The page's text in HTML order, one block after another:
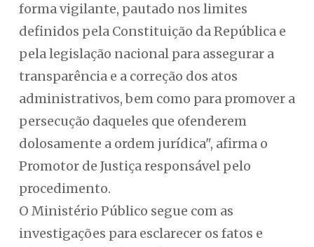
forma vigilante, pautado nos limites
definidos pela Constituição da República e
pela legislação nacional para assegurar a
transparência e a correção dos atos
administrativos, bem como para promover a
persecução daqueles que ofenderem
dolosamente a ordem jurídica", afirma o
Promotor de Justiça responsável pelo
procedimento.
O Ministério Público segue com as
investigações para esclarecer os fatos e